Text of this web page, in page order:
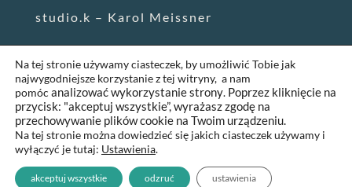
studio.k – Karol Meissner
karol@studiokropkak.pl
511 096 371
©2024
Na tej stronie używamy ciasteczek, by umożliwić Tobie jak
najwygodniejsze korzystanie z tej witryny, a nam
pomóc analizować wykorzystanie strony. Poprzez kliknięcie na
przycisk: "akceptuj wszystkie”, wyrażasz zgodę na
przechowywanie plików cookie na Twoim urządzeniu.
Na tej stronie można dowiedzieć się jakich ciasteczek używamy i
wyłączyć je tutaj: Ustawienia.
akceptuj wszystkie odzruć ustawienia